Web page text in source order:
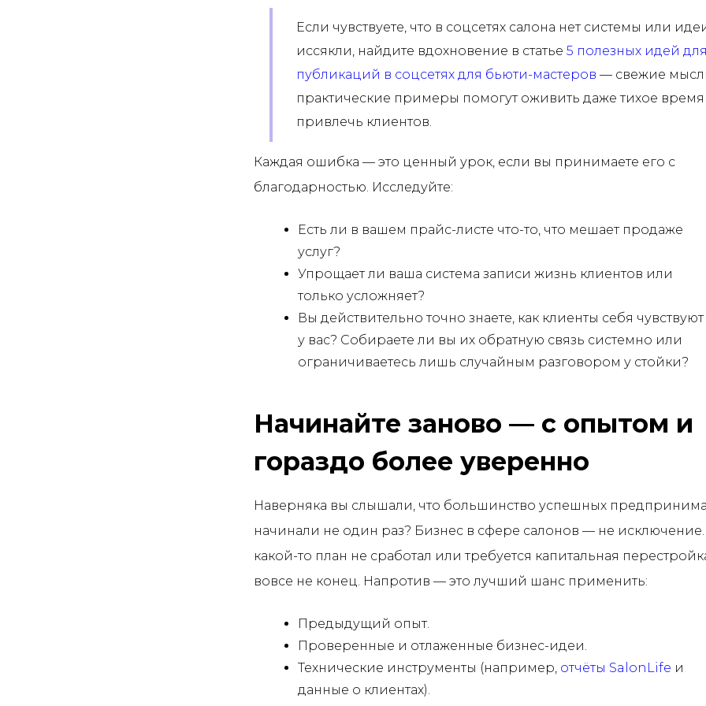
Если чувствуете, что в соцсетях салона нет системы или
иссякли, найдите вдохновение в статье 5 полезных идей для
публикаций в соцсетях для бьюти-мастеров — свежие
практические примеры помогут оживить даже тихое время
привлечь клиентов.
Каждая ошибка — это ценный урок, если вы принимаете его с
благодарностью. Исследуйте:
Есть ли в вашем прайс-листе что-то, что мешает продаже
услуг?
Упрощает ли ваша система записи жизнь клиентов или
только усложняет?
Вы действительно точно знаете, как клиенты себя чувствуют
у вас? Собираете ли вы их обратную связь системно или
ограничиваетесь лишь случайным разговором у стойки?
Начинайте заново — с опытом и
гораздо более уверенно
Наверняка вы слышали, что большинство успешных
начинали не один раз? Бизнес в сфере салонов — не исключение.
какой-то план не сработал или требуется капитальная
вовсе не конец. Напротив — это лучший шанс применить:
Предыдущий опыт.
Проверенные и отлаженные бизнес-идеи.
Технические инструменты (например, отчёты SalonLife и
данные о клиентах).